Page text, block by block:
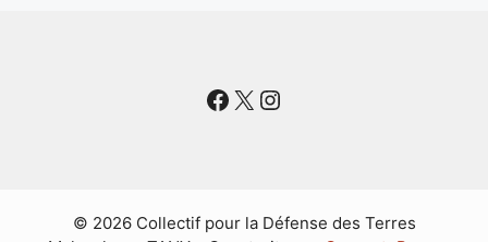
Facebook
X Instagram
© 2026 Collectif pour la Défense des Terres